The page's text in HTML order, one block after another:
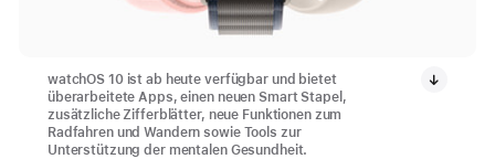
watchOS 10 ist ab heute verfügbar und bietet
überarbeitete Apps, einen neuen Smart Stapel,
zusätzliche Zifferblätter, neue Funktionen zum
Radfahren und Wandern sowie Tools zur
Unterstützung der mentalen Gesundheit.